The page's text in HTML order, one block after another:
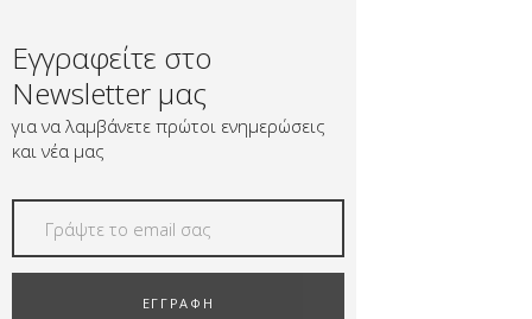
Εγγραφείτε στο
Newsletter μας
για να λαμβάνετε πρώτοι ενημερώσεις
και νέα μας
ΕΓΓΡΑΦΗ